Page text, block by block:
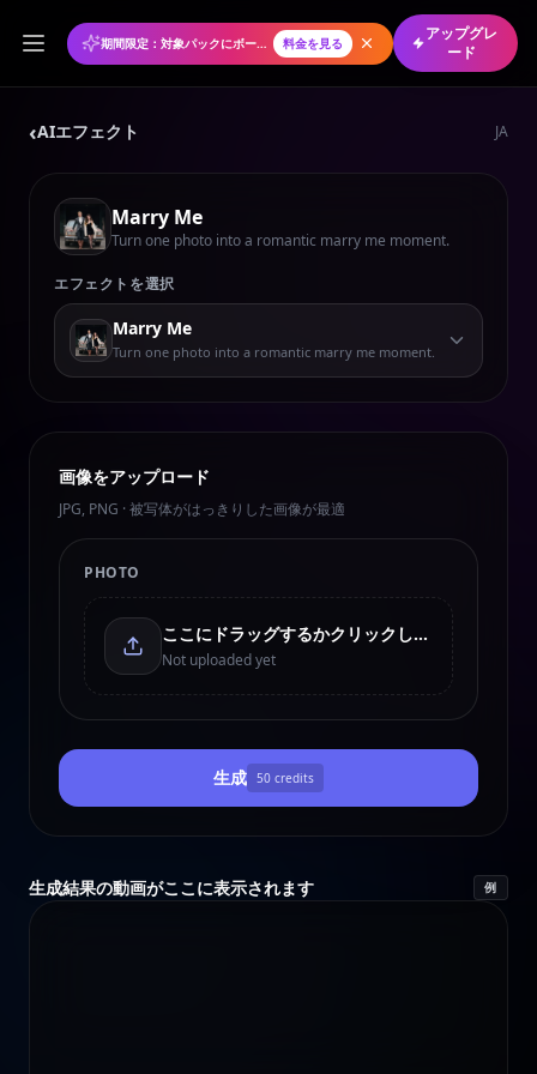
期間限定：対象パックにボーナスクレジット 料金を見る
アップグレ
ード
‹AIエフェクト JA
Marry Me
Turn one photo into a romantic marry me moment.
エフェクトを選択
Marry Me
Turn one photo into a romantic marry me moment.
画像をアップロード
JPG, PNG · 被写体がはっきりした画像が最適
PHOTO
ここにドラッグするかクリックしてアップロード
Not uploaded yet
生成 50 credits
生成結果の動画がここに表示されます 例